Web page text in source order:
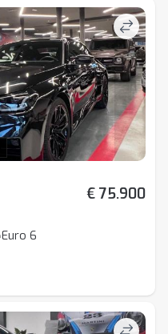
€ 75.900
Euro 6